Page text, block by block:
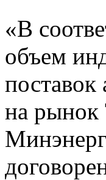
«В
объем
поставок
на рынок